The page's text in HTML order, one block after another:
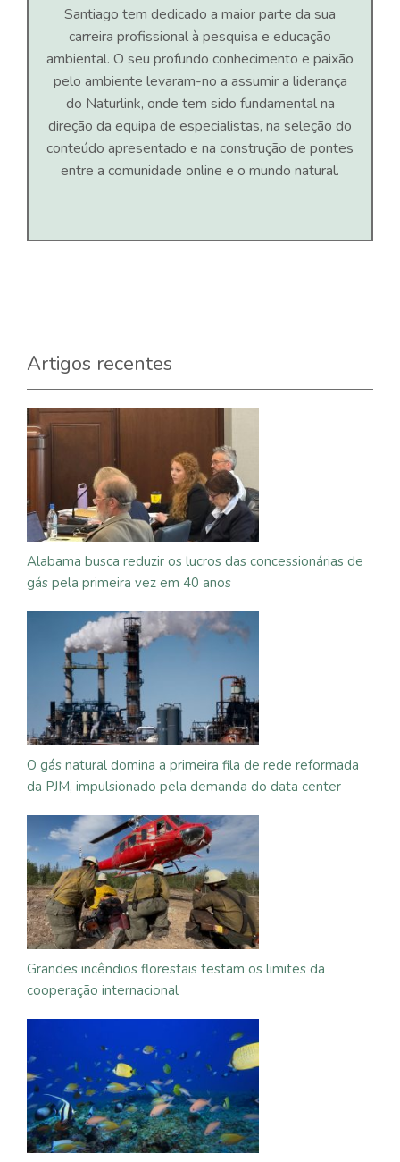
Santiago tem dedicado a maior parte da sua
carreira profissional à pesquisa e educação
ambiental. O seu profundo conhecimento e paixão
pelo ambiente levaram-no a assumir a liderança
do Naturlink, onde tem sido fundamental na
direção da equipa de especialistas, na seleção do
conteúdo apresentado e na construção de pontes
entre a comunidade online e o mundo natural.
Artigos recentes
Alabama busca reduzir os lucros das concessionárias de
gás pela primeira vez em 40 anos
O gás natural domina a primeira fila de rede reformada
da PJM, impulsionado pela demanda do data center
Grandes incêndios florestais testam os limites da
cooperação internacional